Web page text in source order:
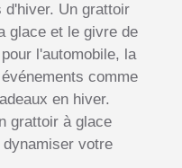
d'hiver. Un grattoir
glace et le givre de
l'automobile, la
comme
en hiver.
grattoir à glace
votre